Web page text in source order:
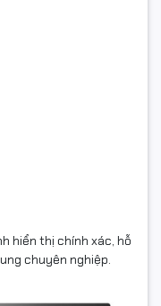
hiển thị chính xác, hỗ
chuyên nghiệp.